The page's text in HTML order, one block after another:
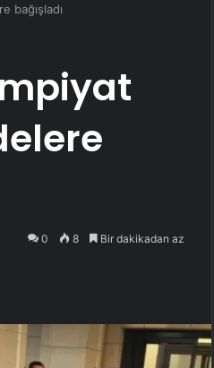
bağışladı
0 8 Bir dakikadan az